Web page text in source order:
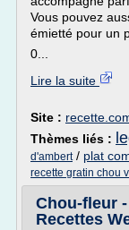
Vous pouvez
émietté pour un
0...
Lire la suite
Site :
Thèmes liés :
d'ambert/ plat
recette gratin chou
Chou-fleur
Recettes